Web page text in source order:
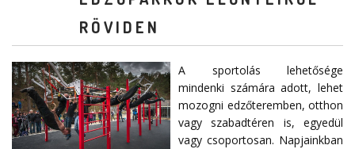
RÖVIDEN
A sportolás lehetősége
mindenki számára adott, lehet
mozogni edzőteremben, otthon
vagy szabadtéren is, egyedül
vagy csoportosan. Napjainkban